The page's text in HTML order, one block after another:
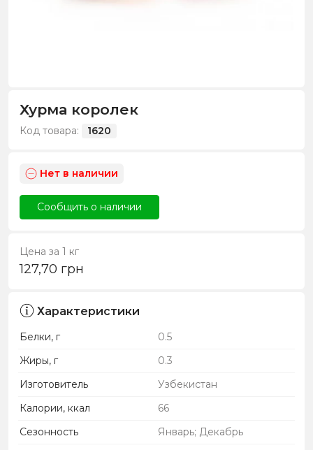
Хурма королек
Код товара: 1620
Нет в наличии
Сообщить о наличии
Цена за 1 кг
127,70 грн
Характеристики
Белки, г
0.5
Жиры, г
0.3
Изготовитель
Узбекистан
Калории, ккал
66
Сезонность
Январь; Декабрь